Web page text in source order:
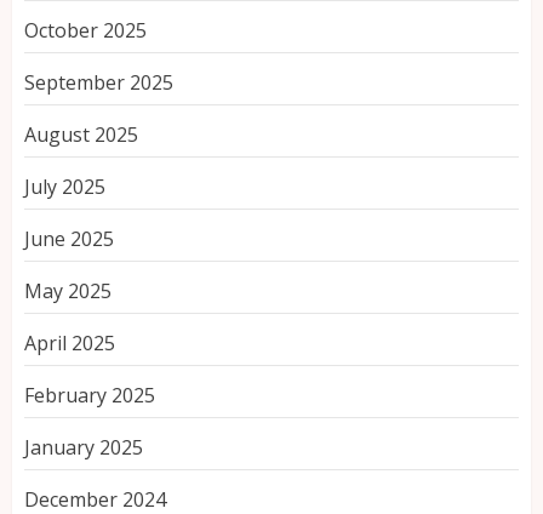
October 2025
September 2025
August 2025
July 2025
June 2025
May 2025
April 2025
February 2025
January 2025
December 2024